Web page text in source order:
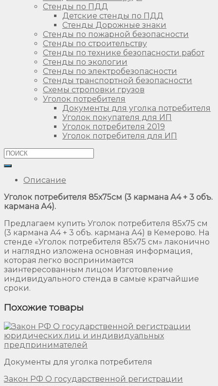
Стенды по ПДД
Детские стенды по ПДД
Стенды Дорожные знаки
Стенды по пожарной безопасности
Стенды по строительству
Стенды по технике безопасности работ
Стенды по экологии
Стенды по электробезопасности
Стенды транспортной безопасности
Схемы строповки грузов
Уголок потребителя
Документы для уголка потребителя
Уголок покупателя для ИП
Уголок потребителя 2019
Уголок потребителя для ИП
Описание
Уголок потребителя 85х75см (3 кармана А4 + 3 объ.
кармана А4).
Предлагаем купить Уголок потребителя 85х75 см
(3 кармана А4 + 3 объ. кармана А4) в Кемерово. На
стенде «Уголок потребителя 85х75 см» лаконично
и наглядно изложена основная информация,
которая легко воспринимается
заинтересованным лицом Изготовление
индивидуального стенда в самые кратчайшие
сроки.
Похожие товары
Документы для уголка потребителя
Закон РФ О государственной регистрации